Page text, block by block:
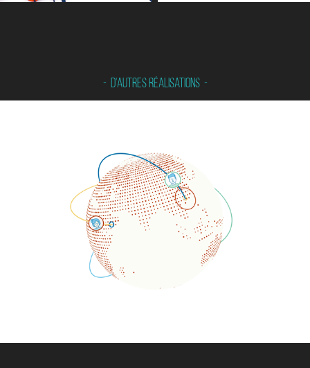
-  D'autres réalisations  -
Bouygues CTN - Global RH